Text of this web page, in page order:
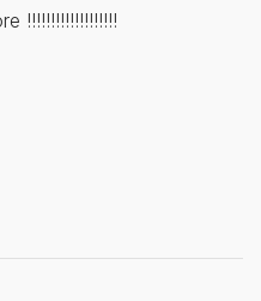
!!!!!!!!!!!!!!!!!!!